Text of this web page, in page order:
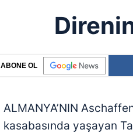
ABONE OL
ALMANYA’NIN
kasabasında yaşayan